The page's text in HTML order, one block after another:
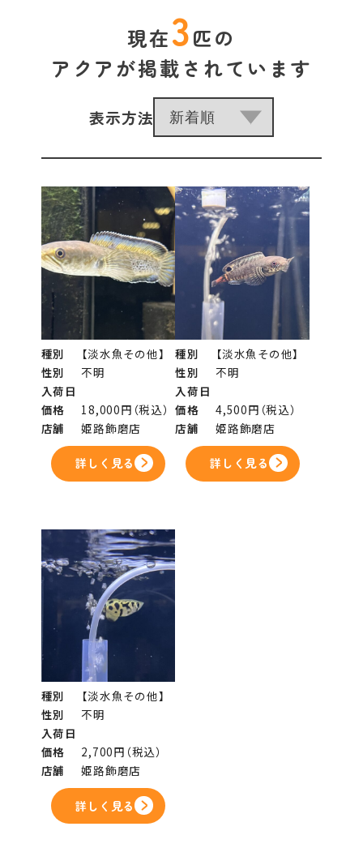
現在3匹の
アクアが掲載されています
表示方法
種別
【淡水魚その他】
性別
不明
入荷日
価格
18,000円（税込）
店舗
姫路飾磨店
詳しく見る
種別
【淡水魚その他】
性別
不明
入荷日
価格
4,500円（税込）
店舗
姫路飾磨店
詳しく見る
種別
【淡水魚その他】
性別
不明
入荷日
価格
2,700円（税込）
店舗
姫路飾磨店
詳しく見る